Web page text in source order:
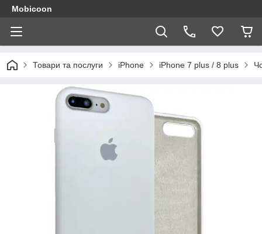
Mobicoon
Товари та послуги iPhone iPhone 7 plus / 8 plus